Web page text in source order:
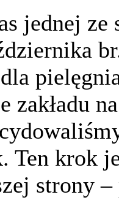
jednej
zakładu
Ten krok
strony –